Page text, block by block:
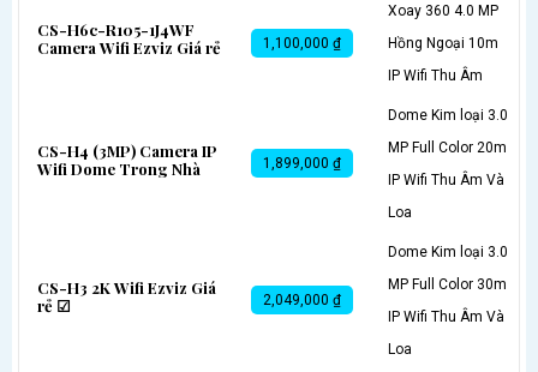
CS-H6c-R105-1J4WF
Camera Wifi Ezviz Giá rẻ
1,100,000 ₫
Xoay 360 4.0 MP
Hồng Ngoại 10m
IP Wifi Thu Âm
CS-H4 (3MP) Camera IP
Wifi Dome Trong Nhà
1,899,000 ₫
Dome Kim loại 3.0
MP Full Color 20m
IP Wifi Thu Âm Và
Loa
CS-H3 2K Wifi Ezviz Giá
rẻ ☑
2,049,000 ₫
Dome Kim loại 3.0
MP Full Color 30m
IP Wifi Thu Âm Và
Loa